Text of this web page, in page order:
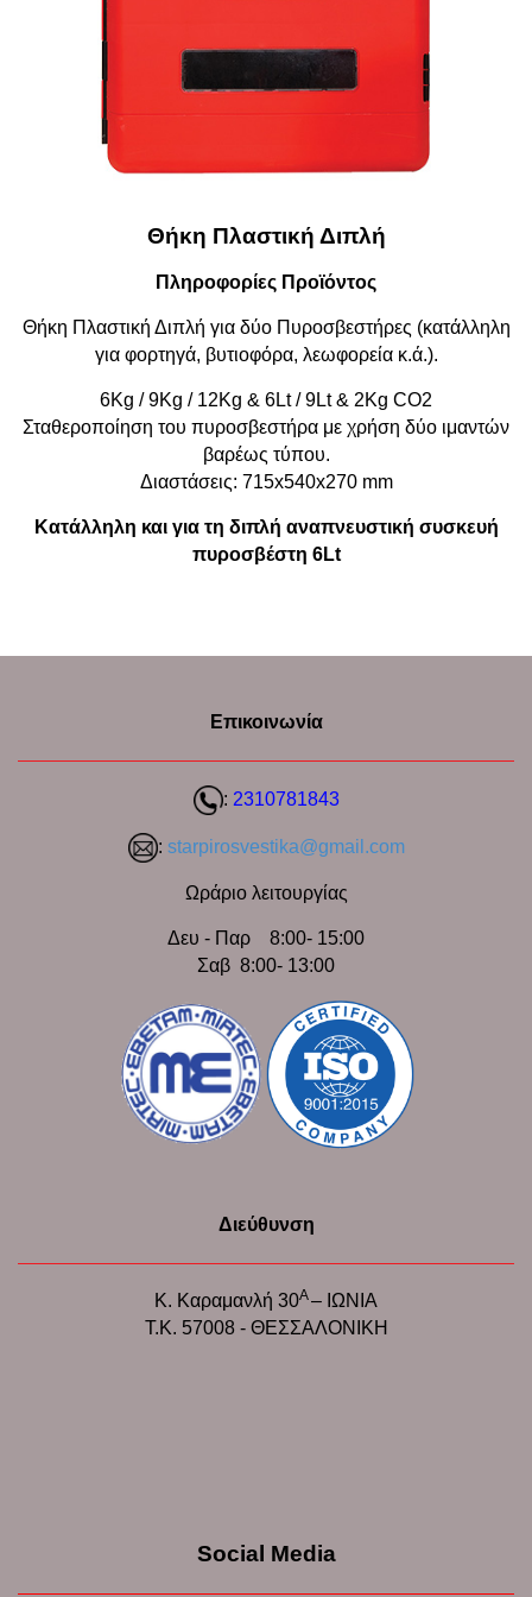
Θήκη Πλαστική Διπλή
Πληροφορίες Προϊόντος
Θήκη Πλαστική Διπλή για δύο Πυροσβεστήρες (κατάλληλη
για φορτηγά, βυτιοφόρα, λεωφορεία κ.ά.).
6Kg / 9Kg / 12Kg & 6Lt / 9Lt & 2Kg CO2
Σταθεροποίηση του πυροσβεστήρα με χρήση δύο ιμαντών
βαρέως τύπου.
Διαστάσεις: 715x540x270 mm
Κατάλληλη και για τη διπλή αναπνευστική συσκευή
πυροσβέστη 6Lt
Επικοινωνία
: 2310781843
: starpirosvestika@gmail.com
Ωράριο λειτουργίας
Δευ - Παρ 8:00- 15:00
Σαβ 8:00- 13:00
Διεύθυνση
Κ. Καραμανλή 30Α– ΙΩΝΙΑ
Τ.Κ. 57008 - ΘΕΣΣΑΛΟΝΙΚΗ
Social Media